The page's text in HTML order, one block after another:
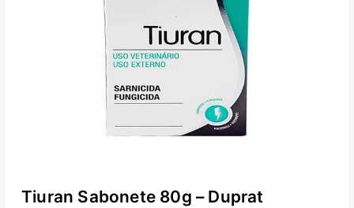
Tiuran Sabonete 80g – Duprat